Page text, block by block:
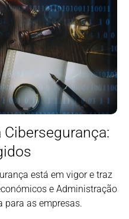
está em vigor e traz
e Administração
para as empresas.